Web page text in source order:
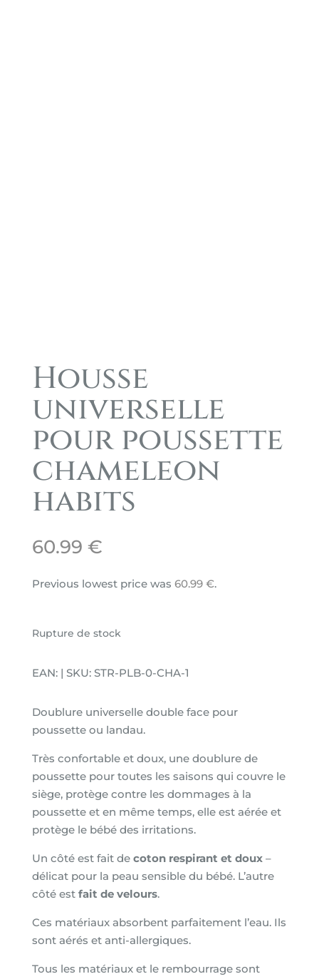
Housse
universelle
pour poussette
chameleon
habits
60.99 €
Previous lowest price was 60.99 €.
Rupture de stock
EAN: | SKU: STR-PLB-0-CHA-1
Doublure universelle double face pour
poussette ou landau.
Très confortable et doux, une doublure de
poussette pour toutes les saisons qui couvre le
siège, protège contre les dommages à la
poussette et en même temps, elle est aérée et
protège le bébé des irritations.
Un côté est fait de coton respirant et doux–
délicat pour la peau sensible du bébé. L’autre
côté est fait de velours.
Ces matériaux absorbent parfaitement l’eau. Ils
sont aérés et anti-allergiques.
Tous les matériaux et le rembourrage sont